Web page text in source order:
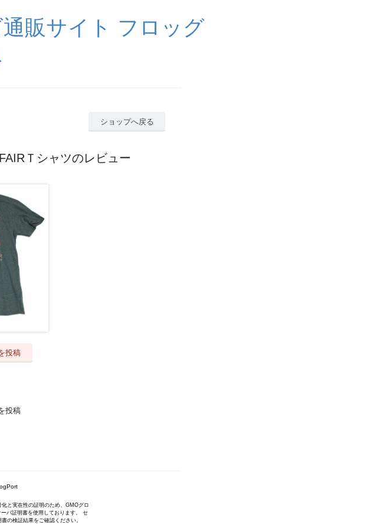
販サイト フロッグ
ショップへ戻る
Ｔシャツのレビュー
投稿
投稿
と実在性の証明のため、GMOグロ
バ証明書を使用しております。 セ
の検証結果をご確認ください。